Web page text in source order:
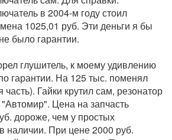
в 2004-м году стоил
1025,01 руб. Эти деньги я бы
было гарантии.
глушитель, к моему удивлению
гарантии. На 125 тыс. поменял
часть). Гайки крутил сам, резонатор
Цена на запчасть
дороже, чем у простых
наличии. При цене 2000 руб.